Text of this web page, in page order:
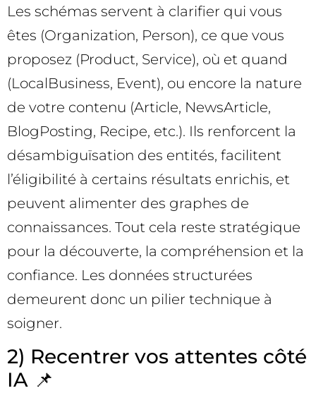
Les schémas servent à clarifier qui vous
êtes (Organization, Person), ce que vous
proposez (Product, Service), où et quand
(LocalBusiness, Event), ou encore la nature
de votre contenu (Article, NewsArticle,
BlogPosting, Recipe, etc.). Ils renforcent la
désambiguïsation des entités, facilitent
l’éligibilité à certains résultats enrichis, et
peuvent alimenter des graphes de
connaissances. Tout cela reste stratégique
pour la découverte, la compréhension et la
confiance. Les données structurées
demeurent donc un pilier technique à
soigner.
2) Recentrer vos attentes côté
IA 📌